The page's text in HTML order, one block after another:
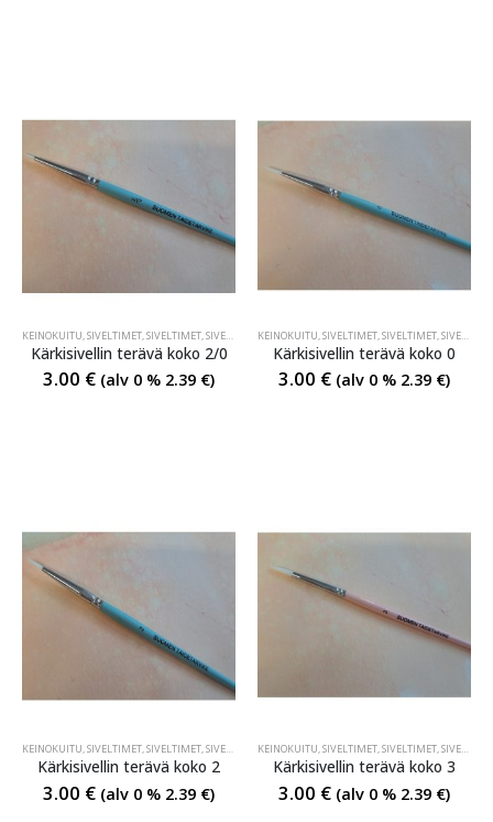
KEINOKUITU SIVELTIMET SIVELTIMET SIVELTIMET
Kärkisivellin terävä koko 2/0
3.00 € (alv 0 % 2.39 €)
KEINOKUITU SIVELTIMET SIVELTIMET SIVELTIMET
Kärkisivellin terävä koko 0
3.00 € (alv 0 % 2.39 €)
KEINOKUITU,SIVELTIMET,SIVELTIMET,SIVELTIMET
Kärkisivellin terävä koko 2
3.00 € (alv 0 % 2.39 €)
KEINOKUITU,SIVELTIMET,SIVELTIMET,SIVELTIMET
Kärkisivellin terävä koko 3
3.00 € (alv 0 % 2.39 €)